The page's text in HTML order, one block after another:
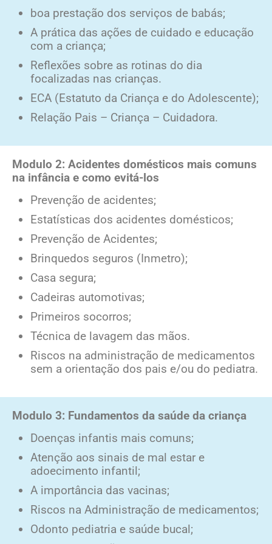
boa prestação dos serviços de babás;
A prática das ações de cuidado e educação
com a criança;
Reflexões sobre as rotinas do dia
focalizadas nas crianças.
ECA (Estatuto da Criança e do Adolescente);
Relação Pais – Criança – Cuidadora.
Modulo 2: Acidentes domésticos mais comuns
na infância e como evitá-los
Prevenção de acidentes;
Estatísticas dos acidentes domésticos;
Prevenção de Acidentes;
Brinquedos seguros (Inmetro);
Casa segura;
Cadeiras automotivas;
Primeiros socorros;
Técnica de lavagem das mãos.
Riscos na administração de medicamentos
sem a orientação dos pais e/ou do pediatra.
Modulo 3: Fundamentos da saúde da criança
Doenças infantis mais comuns;
Atenção aos sinais de mal estar e
adoecimento infantil;
A importância das vacinas;
Riscos na Administração de medicamentos;
Odonto pediatria e saúde bucal;